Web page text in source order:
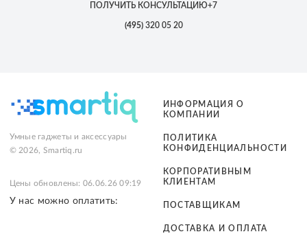
ПОЛУЧИТЬ КОНСУЛЬТАЦИЮ+7
(495)320 05 20
Умные гаджеты и аксессуары
© 2026, Smartiq.ru
Цены обновлены: 06.06.26 09:19
У нас можно оплатить:
ИНФОРМАЦИЯ О
КОМПАНИИ
ПОЛИТИКА
КОНФИДЕНЦИАЛЬНОСТИ
КОРПОРАТИВНЫМ
КЛИЕНТАМ
ПОСТАВЩИКАМ
ДОСТАВКА И ОПЛАТА